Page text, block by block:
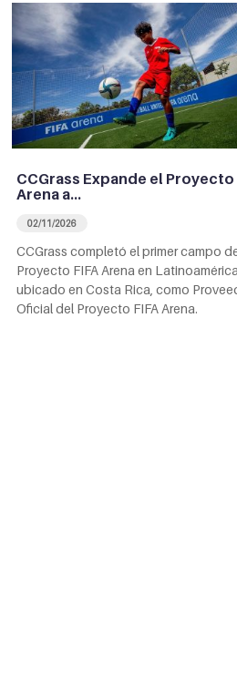
CCGrass Expande el Proyecto
Arena a…
02/11/2026
CCGrass completó el primer campo
Proyecto FIFA Arena en Latinoamérica,
ubicado en Costa Rica, como
Oficial del Proyecto FIFA Arena.